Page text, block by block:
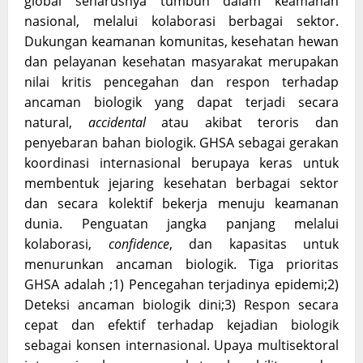
nasional, melalui kolaborasi berbagai sektor.
Dukungan keamanan komunitas, kesehatan hewan
dan pelayanan kesehatan masyarakat merupakan
nilai kritis pencegahan dan respon terhadap
ancaman biologik yang dapat terjadi secara
natural, accidentalatau akibat teroris dan
penyebaran bahan biologik. GHSA sebagai gerakan
koordinasi internasional berupaya keras untuk
membentuk jejaring kesehatan berbagai sektor
dan secara kolektif bekerja menuju keamanan
dunia. Penguatan jangka panjang melalui
kolaborasi, confidence, dan kapasitas untuk
menurunkan ancaman biologik. Tiga prioritas
GHSA adalah ;1) Pencegahan terjadinya epidemi;2)
Deteksi ancaman biologik dini;3) Respon secara
cepat dan efektif terhadap kejadian biologik
sebagai konsen internasional. Upaya multisektoral